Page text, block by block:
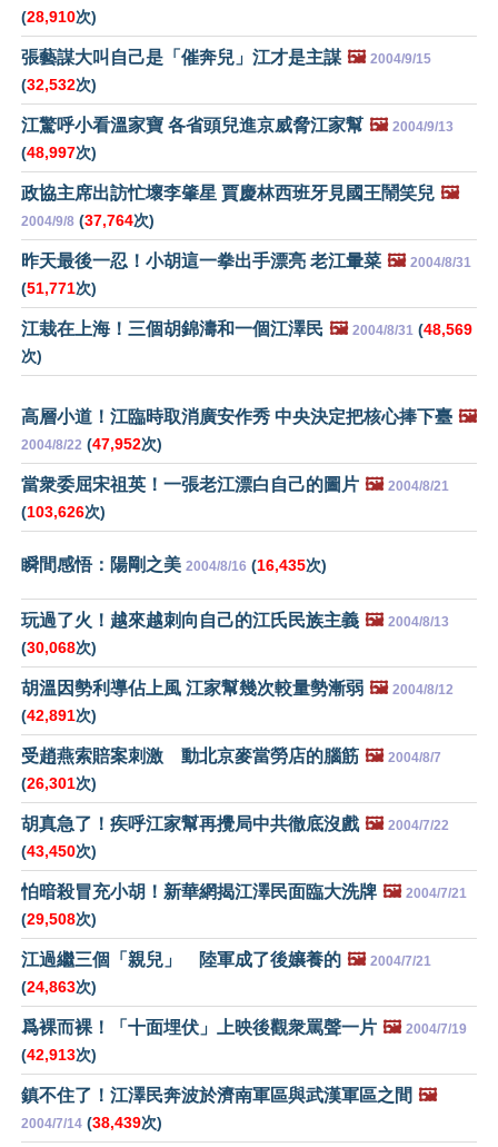
(28,910次)
張藝謀大叫自己是「催奔兒」江才是主謀 🖼️ 2004/9/15
(32,532次)
江驚呼小看溫家寶 各省頭兒進京威脅江家幫 🖼️ 2004/9/13
(48,997次)
政協主席出訪忙壞李肇星 賈慶林西班牙見國王鬧笑兒 🖼️
2004/9/8 (37,764次)
昨天最後一忍！小胡這一拳出手漂亮 老江暈菜 🖼️ 2004/8/31
(51,771次)
江栽在上海！三個胡錦濤和一個江澤民 🖼️ 2004/8/31 (48,569
次)
高層小道！江臨時取消廣安作秀 中央決定把核心捧下臺 🖼️
2004/8/22 (47,952次)
當衆委屈宋祖英！一張老江漂白自己的圖片 🖼️ 2004/8/21
(103,626次)
瞬間感悟：陽剛之美 2004/8/16 (16,435次)
玩過了火！越來越刺向自己的江氏民族主義 🖼️ 2004/8/13
(30,068次)
胡溫因勢利導佔上風 江家幫幾次較量勢漸弱 🖼️ 2004/8/12
(42,891次)
受趙燕索賠案刺激 動北京麥當勞店的腦筋 🖼️ 2004/8/7
(26,301次)
胡真急了！疾呼江家幫再攪局中共徹底沒戲 🖼️ 2004/7/22
(43,450次)
怕暗殺冒充小胡！新華網揭江澤民面臨大洗牌 🖼️ 2004/7/21
(29,508次)
江過繼三個「親兒」 陸軍成了後孃養的 🖼️ 2004/7/21
(24,863次)
爲裸而裸！「十面埋伏」上映後觀衆罵聲一片 🖼️ 2004/7/19
(42,913次)
鎮不住了！江澤民奔波於濟南軍區與武漢軍區之間 🖼️
2004/7/14 (38,439次)